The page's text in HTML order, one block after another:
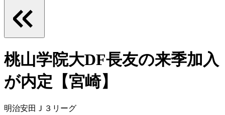
桃山学院大DF長友の来季加入
が内定【宮崎】
明治安田Ｊ３リーグ